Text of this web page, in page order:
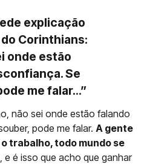
explicação
Corinthians:
onde estão
Se
me falar...”
não sei onde estão falando
pode me falar. A gente
trabalho, todo mundo se
, e é isso que acho que ganhar